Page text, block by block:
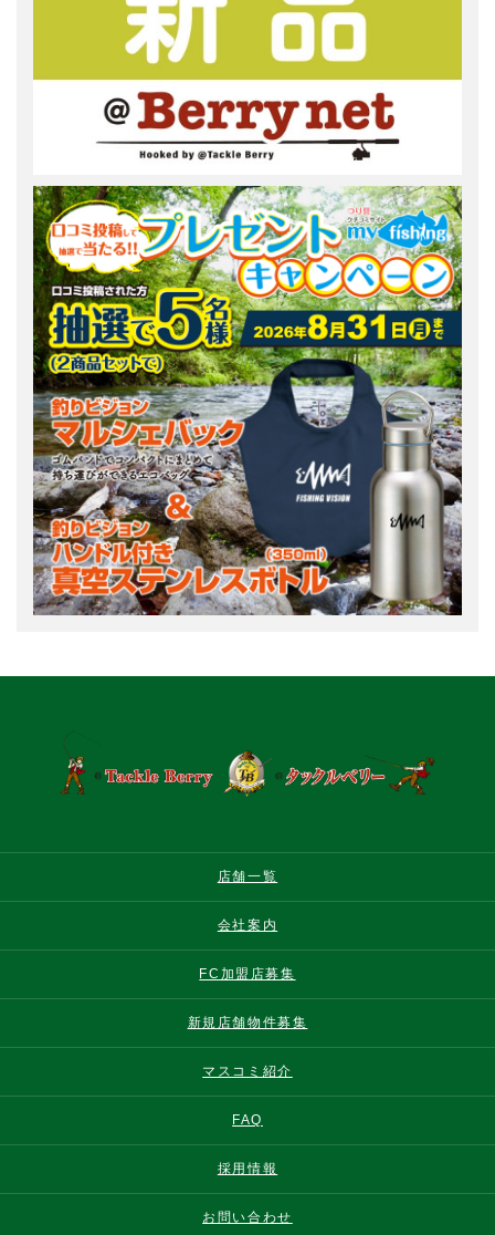
店舗一覧
会社案内
FC加盟店募集
新規店舗物件募集
マスコミ紹介
FAQ
採用情報
お問い合わせ